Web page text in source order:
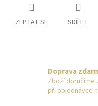
ZEPTAT SE SDÍLET
Doprava
Zboží doručíme
při objednávce